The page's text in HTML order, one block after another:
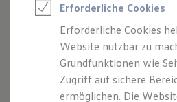
Elektroauto Leasing
Kleinwagen-Leasing
Leasing ohne
Finanzierung
Autokredit mit
Versicherungen und
Kfz-Versicherung
Erforderliche Cookies
Erforderliche Cookies
Website nutzbar zu
Grundfunktionen wie
Zugriff auf sichere
ermöglichen. Die